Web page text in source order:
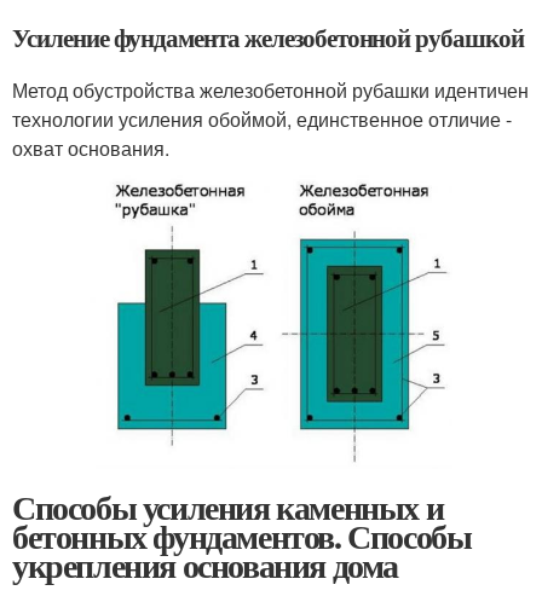
Усиление фундамента железобетонной рубашкой
Метод обустройства железобетонной рубашки идентичен
технологии усиления обоймой, единственное отличие -
охват основания.
Способы усиления каменных и
бетонных фундаментов. Способы
укрепления основания дома